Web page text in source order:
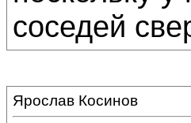
соседей
Ярослав Косинов